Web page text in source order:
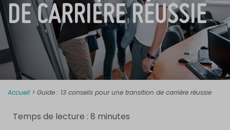
DE CARRIÈRE RÉUSSIE
Accueil > Guide : 13 conseils pour une transition de carrière réussie
Temps de lecture : 8 minutes